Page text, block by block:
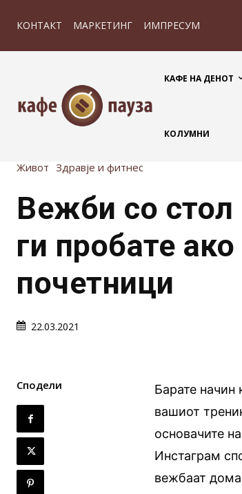
КОНТАКТ МАРКЕТИНГ ИМПРЕСУМ
КАФЕ НА ДЕНОТ
КОЛУМНИ
Живот Здравје и фитнес
Вежби со
ги пробате ако
почетници
22.03.2021
Сподели
Барате начин
вашиот
основачите
Инстаграм
вежбаат